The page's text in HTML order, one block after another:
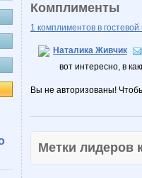
Комплименты
1 комплиментов в гостевой
Наталика Живчик
вот интересно, в
Вы не авторизованы!
Метки